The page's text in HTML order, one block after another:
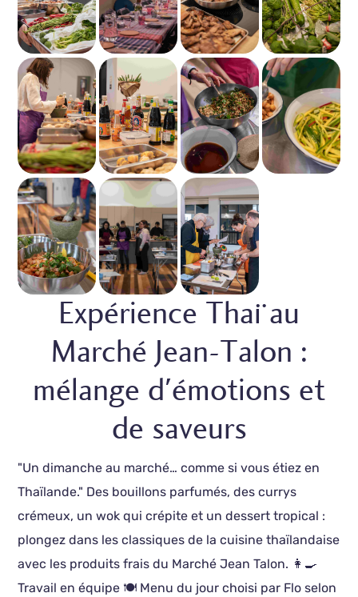
Expérience Thaï au
Marché Jean-Talon :
mélange d'émotions et
de saveurs
"Un dimanche au marché… comme si vous étiez en
Thaïlande." Des bouillons parfumés, des currys
crémeux, un wok qui crépite et un dessert tropical :
plongez dans les classiques de la cuisine thaïlandaise
avec les produits frais du Marché Jean Talon. 👩‍🍳
Travail en équipe 🍽️ Menu du jour choisi par Flo selon